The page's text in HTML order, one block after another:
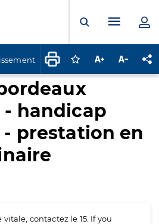
Ouvrir laMenu
Connectez-vous
Augmenter la
handicap
prestation en
contactez le 15. If you